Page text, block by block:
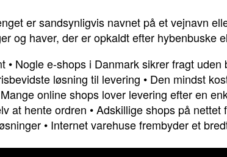
er sandsynligvis navnet på et vejnavn
og haver, der er opkaldt efter hybenbuske
• Nogle e-shops i Danmark sikrer fragt uden
løsning til levering • Den mindst
Mange online shops lover levering efter en
at hente ordren •Adskillige shops på nettet
• Internet varehuse frembyder et